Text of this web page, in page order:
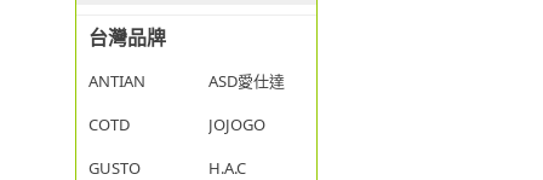
台灣品牌
ANTIAN
ASD愛仕達
COTD
JOJOGO
GUSTO
H.A.C